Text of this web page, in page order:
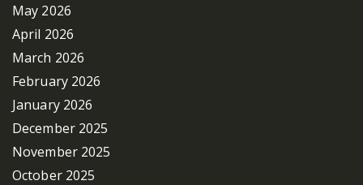
May 2026
April 2026
March 2026
February 2026
January 2026
December 2025
November 2025
October 2025